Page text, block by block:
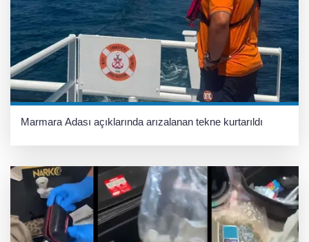
Marmara Adası açıklarında arızalanan tekne kurtarıldı